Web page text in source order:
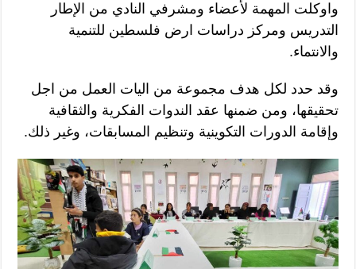
واوكلت المهمة لأعضاء ومشرفي النادي من الإطار
التدريس ومركز دراسات ارض فلسطين للتنمية
والانتماء.
وقد حدد لكل هدف مجموعة من اليات العمل من اجل
تحقيقها، ومن ضمنها عقد الندوات الفكرية والثقافية
وإقامة الدورات التكوينية وتنظيم المسابقات، وغير ذلك.